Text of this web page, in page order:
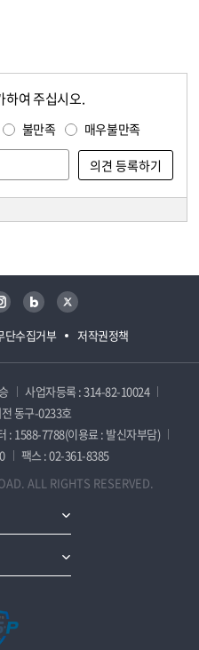
하여 주십시오.
불만족 매우불만족
단수집거부 저작권정책
인스타그램 블로그 트위터
사업자등록 : 314-82-10024
동구-0233호
: 1588-7788(이용료 : 발신자부담)
팩스 : 02-361-8385
ALL RIGHTS RESERVED.